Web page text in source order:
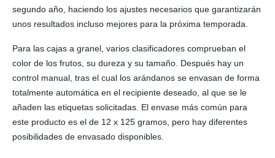
segundo año, haciendo los ajustes necesarios que garantizarán
unos resultados incluso mejores para la próxima temporada.
Para las cajas a granel, varios clasificadores comprueban el
color de los frutos, su dureza y su tamaño. Después hay un
control manual, tras el cual los arándanos se envasan de forma
totalmente automática en el recipiente deseado, al que se le
añaden las etiquetas solicitadas. El envase más común para
este producto es el de 12 x 125 gramos, pero hay diferentes
posibilidades de envasado disponibles.